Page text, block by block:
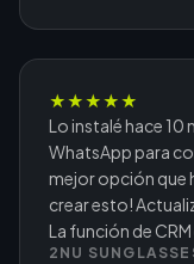
★★★★★
Lo instalé hace 10
WhatsApp para
mejor opción que
crear esto!
La función de CRM
2NU